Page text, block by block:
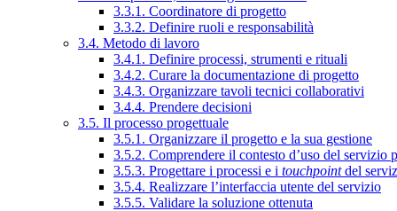
3.3.1. Coordinatore di progetto
3.3.2. Definire ruoli e responsabilità
3.4. Metodo di lavoro
3.4.1. Definire processi, strumenti e rituali
3.4.2. Curare la documentazione di progetto
3.4.3. Organizzare tavoli tecnici collaborativi
3.4.4. Prendere decisioni
3.5. Il processo progettuale
3.5.1. Organizzare il progetto e la sua gestione
3.5.2. Comprendere il contesto d’uso del servizio
3.5.3. Progettare i processi e i touchpointdel
3.5.4. Realizzare l’interfaccia utente del servizio
3.5.5. Validare la soluzione ottenuta